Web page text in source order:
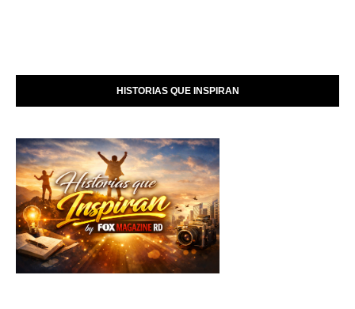
HISTORIAS QUE INSPIRAN